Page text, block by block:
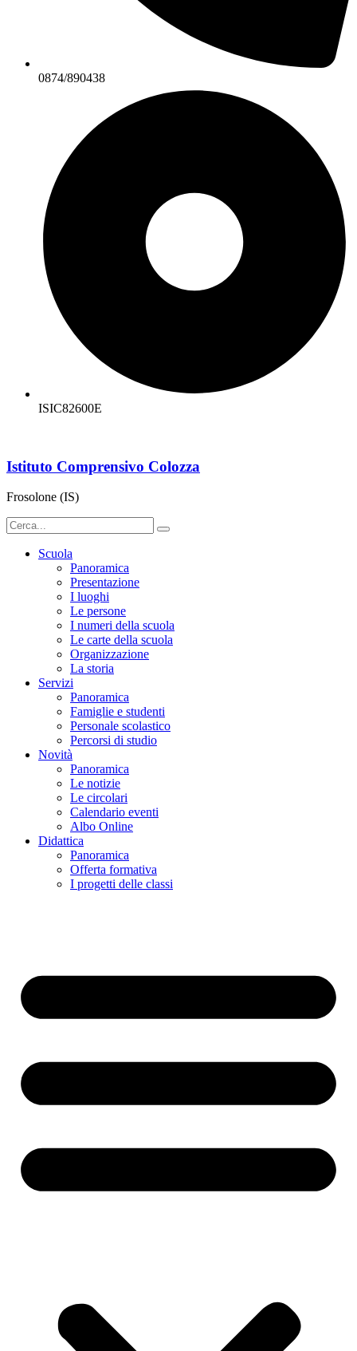
0874/890438
ISIC82600E
Istituto Comprensivo Colozza
Frosolone (IS)
Scuola
Panoramica
Presentazione
I luoghi
Le persone
I numeri della scuola
Le carte della scuola
Organizzazione
La storia
Servizi
Panoramica
Famiglie e studenti
Personale scolastico
Percorsi di studio
Novità
Panoramica
Le notizie
Le circolari
Calendario eventi
Albo Online
Didattica
Panoramica
Offerta formativa
I progetti delle classi